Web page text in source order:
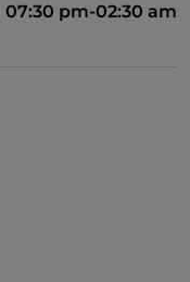
07:30 pm-02:30 am